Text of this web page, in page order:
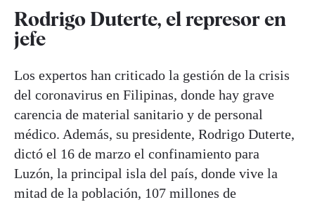
Rodrigo Duterte, el represor en
jefe
Los expertos han criticado la gestión de la crisis
del coronavirus en Filipinas, donde hay grave
carencia de material sanitario y de personal
médico. Además, su presidente, Rodrigo Duterte,
dictó el 16 de marzo el confinamiento para
Luzón, la principal isla del país, donde vive la
mitad de la población, 107 millones de